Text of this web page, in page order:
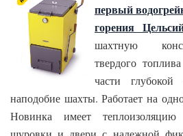
первый
горения
шахтную
твердого
части глубокой
наподобие шахты. Работает на
Новинка имеет теплоизоляцию